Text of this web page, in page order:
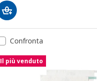
Confronta
Il più venduto